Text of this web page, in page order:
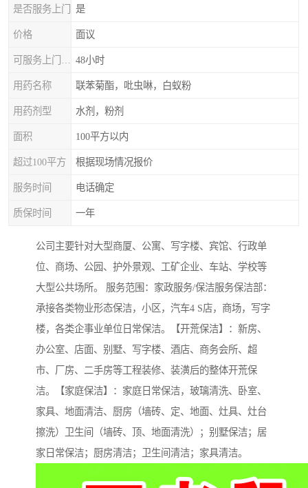
是否服务上门 是
价格 面议
48小时
用药名称 联苯菊酯，吡虫啉，白蚁粉
用药剂型 水剂，粉剂
面积 100平方以内
超过100平方 根据现场情况报价
服务时间 电话确定
质保时间 一年
公司主要针对大型商厦、公寓、写字楼、宾馆、行政单
位、商场、公园、护外景观、工矿企业、车站、学校等
大型公共场所。 服务范围：家政服务/保洁服务保洁部：
承接各类物业形态保洁，小区，汽车4 S店，商场，写字
楼，各类企事业单位日常保洁。【开荒保洁】：新房、
办公室、店面、别墅、写字楼、酒店、商务会所、超
市、厂房、二手房等工程装修、装潢后的整体开荒保
洁。【家庭保洁】：家庭日常保洁，玻璃清洗、卧室、
家具、地面清洁、厨房（墙砖、定、地面、灶具、灶台
擦洗）卫生间（墙砖、顶、地面清洗）；别墅保洁；居
家日常保洁；厨房清洁；卫生间清洁；家具清洁。